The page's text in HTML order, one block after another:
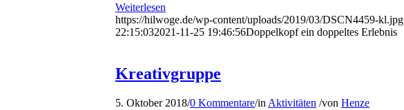
Weiterlesen
https://hilwoge.de/wp-content/uploads/2019/03/DSCN4459-kl.jpg
22:15:032021-11-25 19:46:56Doppelkopf ein doppeltes Erlebnis
Kreativgruppe
5. Oktober 2018/0 Kommentare/in Aktivitäten /von Henze